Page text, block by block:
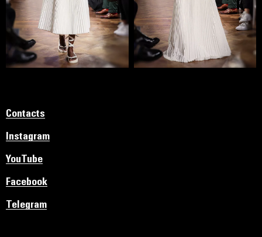
Contacts
Instagram
YouTube
Facebook
Telegram